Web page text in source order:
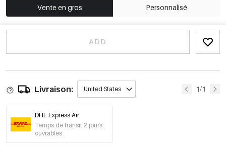
Vente en gros Personnalisé
ADD
Livraison: United States 1/1
DHL Express Air
Temps de transit 2 jours
ouvrables